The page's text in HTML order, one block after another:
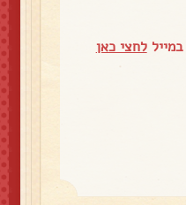
לחצי כאן